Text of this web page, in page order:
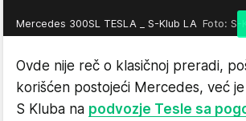
Mercedes 300SL TESLA _ S-Klub LA Foto: S-
Ovde nije reč o klasičnoj preradi,
korišćen postojeći Mercedes, već
S Kluba na podvozje Tesle sa